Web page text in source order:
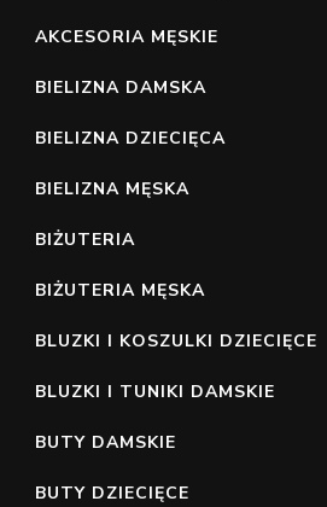
AKCESORIA MĘSKIE
BIELIZNA DAMSKA
BIELIZNA DZIECIĘCA
BIELIZNA MĘSKA
BIŻUTERIA
BIŻUTERIA MĘSKA
BLUZKI I KOSZULKI DZIECIĘCE
BLUZKI I TUNIKI DAMSKIE
BUTY DAMSKIE
BUTY DZIECIĘCE